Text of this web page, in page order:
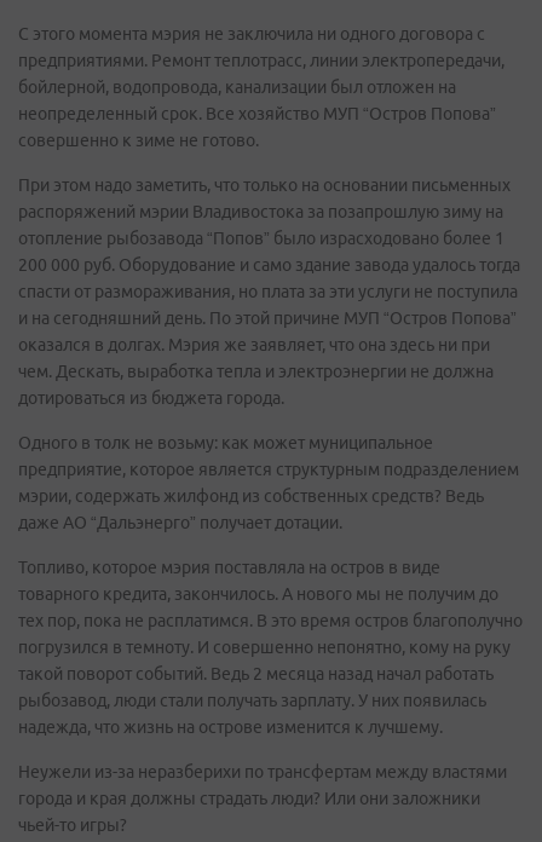
С этого момента мэрия не заключила ни одного договора с
предприятиями. Ремонт теплотрасс, линии электропередачи,
бойлерной, водопровода, канализации был отложен на
неопределенный срок. Все хозяйство МУП “Остров Попова”
совершенно к зиме не готово.
При этом надо заметить, что только на основании письменных
распоряжений мэрии Владивостока за позапрошлую зиму на
отопление рыбозавода “Попов” было израсходовано более 1
200 000 руб. Оборудование и само здание завода удалось тогда
спасти от размораживания, но плата за эти услуги не поступила
и на сегодняшний день. По этой причине МУП “Остров Попова”
оказался в долгах. Мэрия же заявляет, что она здесь ни при
чем. Дескать, выработка тепла и электроэнергии не должна
дотироваться из бюджета города.
Одного в толк не возьму: как может муниципальное
предприятие, которое является структурным подразделением
мэрии, содержать жилфонд из собственных средств? Ведь
даже АО “Дальэнерго” получает дотации.
Топливо, которое мэрия поставляла на остров в виде
товарного кредита, закончилось. А нового мы не получим до
тех пор, пока не расплатимся. В это время остров благополучно
погрузился в темноту. И совершенно непонятно, кому на руку
такой поворот событий. Ведь 2 месяца назад начал работать
рыбозавод, люди стали получать зарплату. У них появилась
надежда, что жизнь на острове изменится к лучшему.
Неужели из-за неразберихи по трансфертам между властями
города и края должны страдать люди? Или они заложники
чьей-то игры?